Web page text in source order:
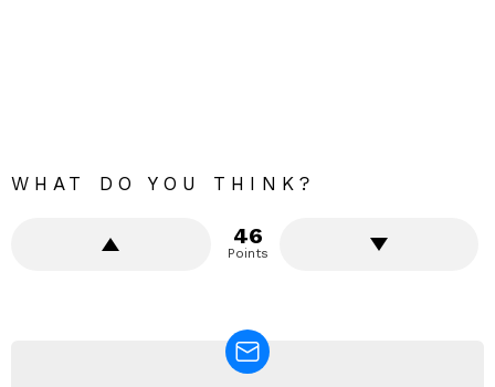
WHAT DO YOU THINK?
46
Points